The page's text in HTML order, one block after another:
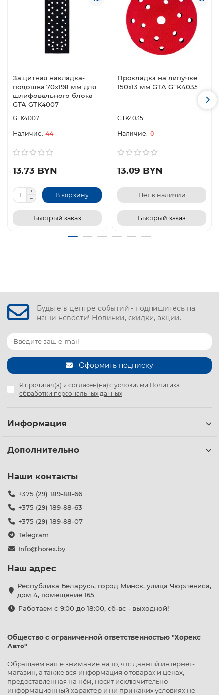
Защитная накладка-
подошва 70х198 мм для
шлифовального блока
GTA GTK4007
GTK4007
44
13.73 BYN
В корзину
Быстрый заказ
Прокладка на липучке
150х13 мм GTA GTK4035
GTK4035
0
13.09 BYN
Нет в наличии
Быстрый заказ
Будьте в центре событий - подпишитесь на
наши новости! Новинки, скидки, акции.
Оформить подписку
Я прочитал(а) и согласен(на) с условиями Политика
обработки персональных данных
Информация
Дополнительно
Наши контакты
+375 (29) 189-88-66
+375 (29) 189-88-63
+375 (29) 189-88-07
Telegram
Info@horex.by
Наш адрес
Республика Беларусь, город Минск, улица Чюрлёниса,
дом 4, помещение 165
Работаем с 9:00 до 18:00, сб-вс - выходной!
Общество с ограниченной ответственностью "Хорекс
Авто"
Обращаем ваше внимание на то, что данный интернет-
магазин, а также вся информация о товарах и ценах,
предоставленная на нём, носит исключительно
информационный характер и ни при каких условиях не